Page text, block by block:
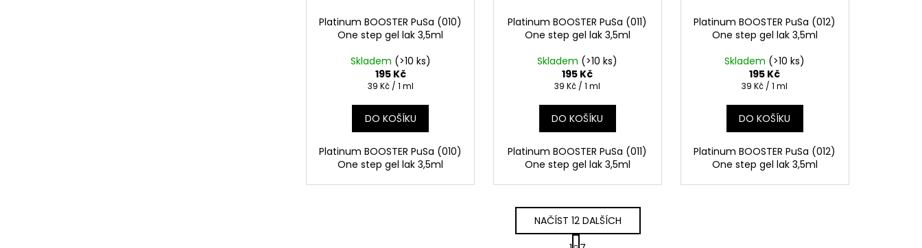
Platinum BOOSTER PuSa (010)
One step gel lak 3,5ml
Skladem (>10 ks)
195 Kč
Měrná
39 Kč / 1 ml
DO KOŠÍKU
Platinum BOOSTER PuSa (010)
One step gel lak 3,5ml
Platinum BOOSTER PuSa (011)
One step gel lak 3,5ml
Skladem (>10 ks)
195 Kč
Měrná
39 Kč / 1 ml
DO KOŠÍKU
Platinum BOOSTER PuSa (011)
One step gel lak 3,5ml
Platinum BOOSTER PuSa (012)
One step gel lak 3,5ml
Skladem (>10 ks)
195 Kč
Měrná
39 Kč / 1 ml
DO KOŠÍKU
Platinum BOOSTER PuSa (012)
One step gel lak 3,5ml
NAČÍST 12 DALŠÍCH
S